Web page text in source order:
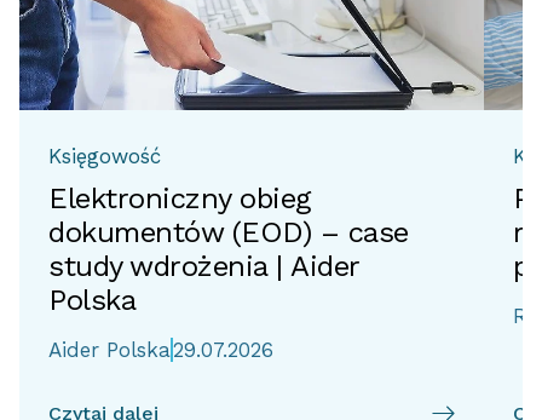
Księgowość
Elektroniczny obieg
dokumentów (EOD) – case
study wdrożenia | Aider
Polska
Aider Polska29.07.2026
Czytaj dalej